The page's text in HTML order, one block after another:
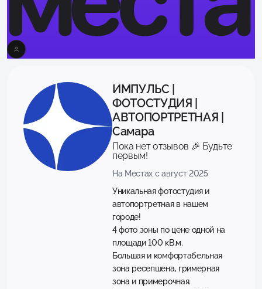
ИМПУЛЬС |
ФОТОСТУДИЯ |
АВТОПОРТРЕТНАЯ |
Самара
Пока нет отзывов 🎉 Будьте
первым!
На Местах с август 2025
Уникальная фотостудия и
автопортретная в нашем
городе!
4 фото зоны по цене одной на
площади 100 кВ.м.
Большая и комфортабельная
зона ресепшена, гримерная
зона и примерочная.